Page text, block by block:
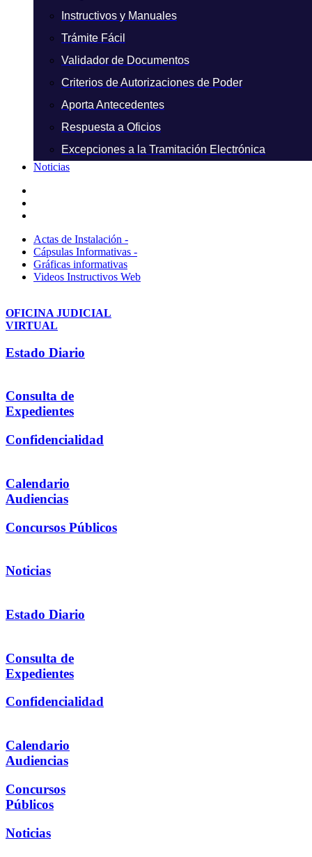
Instructivos y Manuales
Trámite Fácil
Validador de Documentos
Criterios de Autorizaciones de Poder
Aporta Antecedentes
Respuesta a Oficios
Excepciones a la Tramitación Electrónica
Noticias
Actas de Instalación -
Cápsulas Informativas -
Gráficas informativas
Videos Instructivos Web
OFICINA JUDICIAL
VIRTUAL
Estado Diario
Consulta de
Expedientes
Confidencialidad
Calendario
Audiencias
Concursos Públicos
Noticias
Estado Diario
Consulta de
Expedientes
Confidencialidad
Calendario
Audiencias
Concursos
Públicos
Noticias